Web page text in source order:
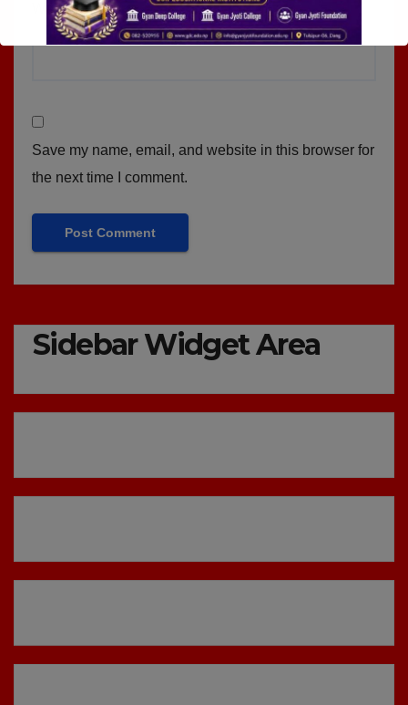
Website
Save my name, email, and website in this browser for
the next time I comment.
Sidebar Widget Area